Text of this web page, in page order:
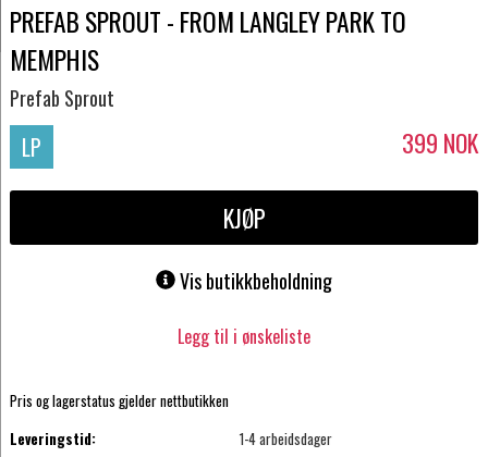
PREFAB SPROUT - FROM LANGLEY PARK TO
MEMPHIS
Prefab Sprout
LP 399 NOK
KJØP
Vis butikkbeholdning
Legg til i ønskeliste
Pris og lagerstatus gjelder nettbutikken
Leveringstid:
1-4 arbeidsdager